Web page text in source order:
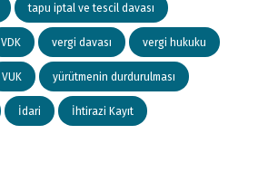
tapu iptal ve tescil davası
VDK vergi davası vergi hukuku
VUK yürütmenin durdurulması
İdari İhtirazi Kayıt